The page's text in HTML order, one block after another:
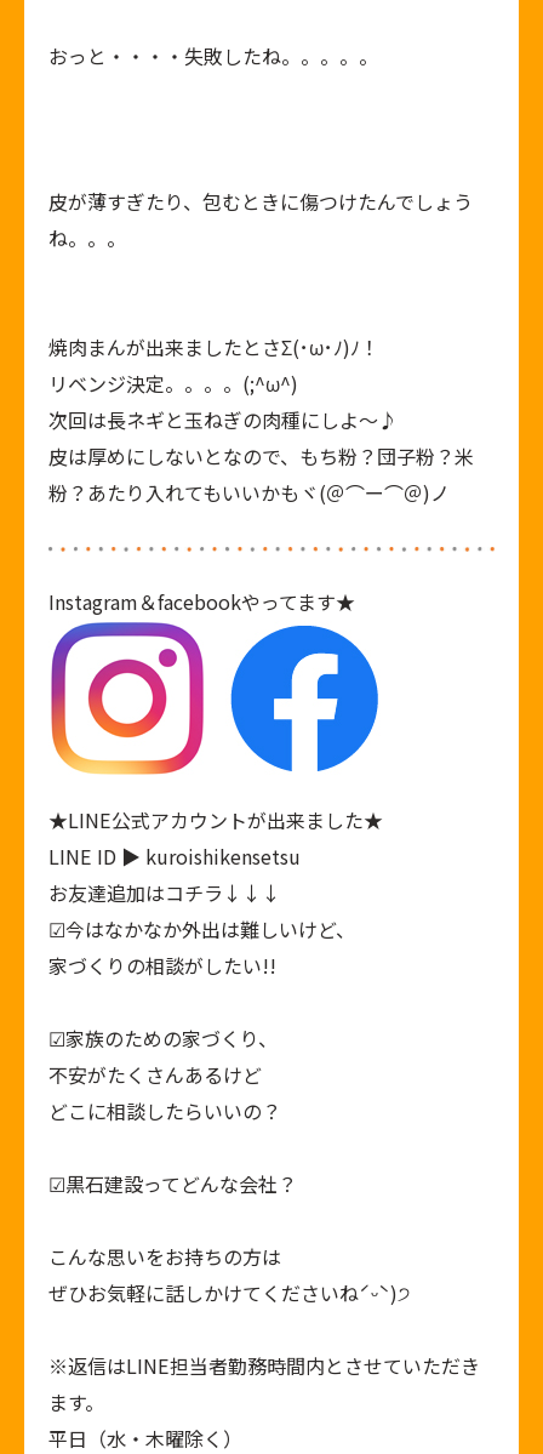
おっと・・・・失敗したね。。。。。
皮が薄すぎたり、包むときに傷つけたんでしょう
ね。。。
焼肉まんが出来ましたとさΣ(･ω･ﾉ)ﾉ！
リベンジ決定。。。。(;^ω^)
次回は長ネギと玉ねぎの肉種にしよ～♪
皮は厚めにしないとなので、もち粉？団子粉？米
粉？あたり入れてもいいかもヾ(＠⌒ー⌒＠)ノ
Instagram＆facebookやってます★
★LINE公式アカウントが出来ました★
LINE ID ▶ kuroishikensetsu
お友達追加はコチラ↓↓↓
︎︎︎︎︎︎☑︎今はなかなか外出は難しいけど、
家づくりの相談がしたい!!
︎︎︎︎︎︎☑︎家族のための家づくり、
不安がたくさんあるけど
どこに相談したらいいの？
︎︎︎︎︎︎☑︎黒石建設ってどんな会社？
こんな思いをお持ちの方は
ぜひお気軽に話しかけてくださいねˊᵕˋ)੭
※返信はLINE担当者勤務時間内とさせていただき
ます。
平日（水・木曜除く）